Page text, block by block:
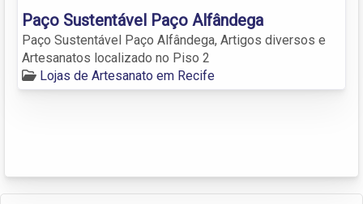
Paço Sustentável Paço Alfândega
Paço Sustentável Paço Alfândega, Artigos diversos e
Artesanatos localizado no Piso 2
Lojas de Artesanato em Recife